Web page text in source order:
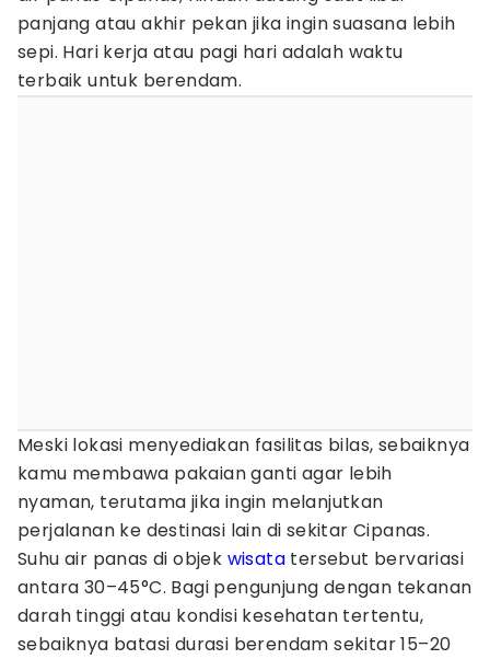
panjang atau akhir pekan jika ingin suasana lebih
sepi. Hari kerja atau pagi hari adalah waktu
terbaik untuk berendam.
Meski lokasi menyediakan fasilitas bilas, sebaiknya
kamu membawa pakaian ganti agar lebih
nyaman, terutama jika ingin melanjutkan
perjalanan ke destinasi lain di sekitar Cipanas.
Suhu air panas di objek wisata tersebut bervariasi
antara 30–45°C. Bagi pengunjung dengan tekanan
darah tinggi atau kondisi kesehatan tertentu,
sebaiknya batasi durasi berendam sekitar 15–20